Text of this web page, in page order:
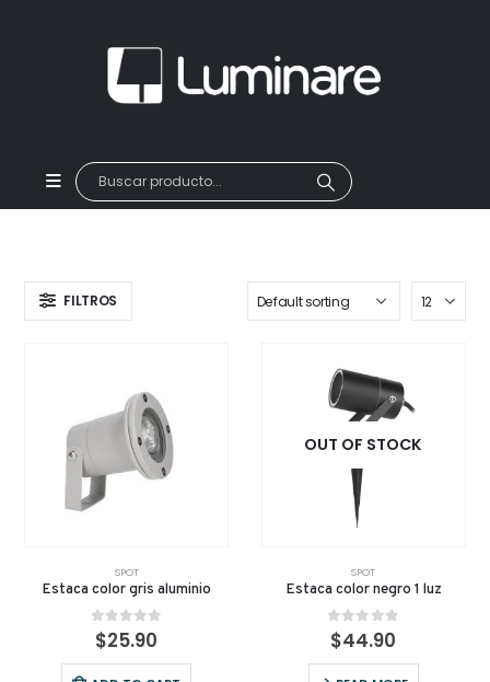
FILTROS
SPOT
Estaca color gris aluminio
0out of 5
$25.90
OUT OF STOCK
SPOT
Estaca color negro 1 luz
0out of 5
$44.90